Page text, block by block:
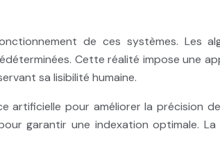
de ces systèmes. Les
Cette réalité impose une
sa lisibilité humaine.
pour améliorer la précision de
garantir une indexation optimale.